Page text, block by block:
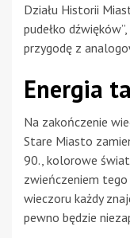
Działu Historii
pudełko
przygodę z
Energia
Na zakończenie
Stare Miasto
90., kolorowe
zwieńczeniem
wieczoru każdy
pewno będzie